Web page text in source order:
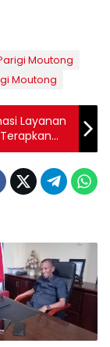
Moutong
Moutong
Layanan